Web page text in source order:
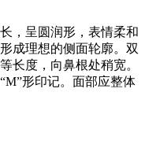
，呈圆润形，表情柔和
成理想的侧面轮廓。双
长度，向鼻根处稍宽。
形印记。面部应整体